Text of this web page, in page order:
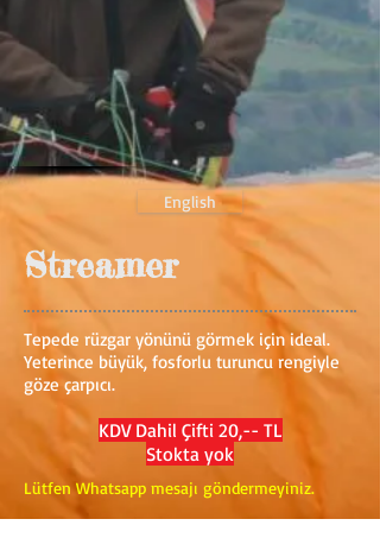
English
Streamer
Tepede rüzgar yönünü görmek için ideal.
Yeterince büyük, fosforlu turuncu rengiyle
göze çarpıcı.
KDV Dahil Çifti 20,-- TL
Stokta yok
Lütfen Whatsapp mesajı göndermeyiniz.